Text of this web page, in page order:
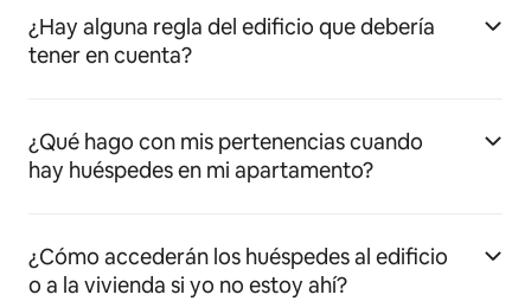
¿Hay alguna regla del edificio que debería
tener en cuenta?
¿Qué hago con mis pertenencias cuando
hay huéspedes en mi apartamento?
¿Cómo accederán los huéspedes al edificio
o a la vivienda si yo no estoy ahí?